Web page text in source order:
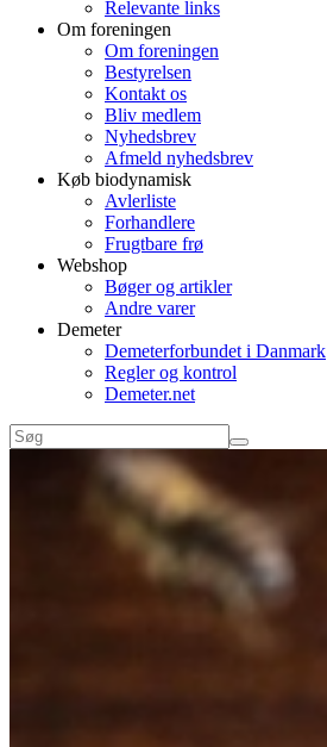
Relevante links
Om foreningen
Om foreningen
Bestyrelsen
Kontakt os
Bliv medlem
Nyhedsbrev
Afmeld nyhedsbrev
Køb biodynamisk
Avlerliste
Forhandlere
Frugtbare frø
Webshop
Bøger og artikler
Andre varer
Demeter
Demeterforbundet i Danmark
Regler og kontrol
Demeter.net